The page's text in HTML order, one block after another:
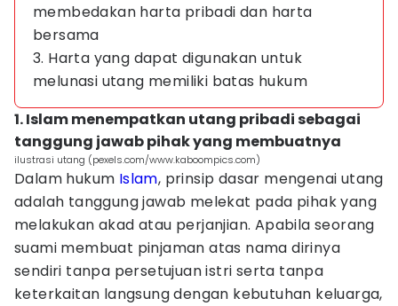
membedakan harta pribadi dan harta
bersama
3. Harta yang dapat digunakan untuk
melunasi utang memiliki batas hukum
1. Islam menempatkan utang pribadi sebagai
tanggung jawab pihak yang membuatnya
ilustrasi utang (pexels.com/www.kaboompics.com)
Dalam hukum Islam, prinsip dasar mengenai utang
adalah tanggung jawab melekat pada pihak yang
melakukan akad atau perjanjian. Apabila seorang
suami membuat pinjaman atas nama dirinya
sendiri tanpa persetujuan istri serta tanpa
keterkaitan langsung dengan kebutuhan keluarga,